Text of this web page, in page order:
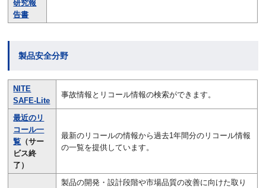
研究報
告書
製品安全分野
NITE
SAFE-Lite
事故情報とリコール情報の検索ができます。
最近のリ
コール一
覧 （サー
ビス終
了）
最新のリコールの情報から過去1年間分のリコール情報
の一覧を提供しています。
製品の開発・設計段階や市場品質の改善に向けた取り